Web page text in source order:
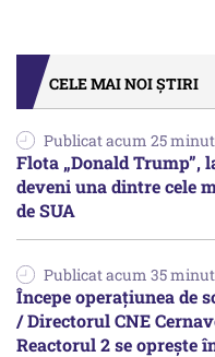
CELE MAI NOI ȘTIRI
Publicat acum 25
Flota „Donald Trump”,
deveni una dintre cele
de SUA
Publicat acum 35
Începe operațiunea de
/ Directorul CNE
Reactorul 2 se oprește